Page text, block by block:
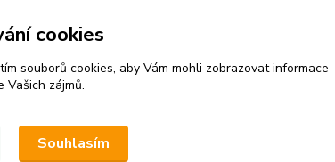
cookies
souborů cookies, aby Vám mohli zobrazovat informace
Vašich zájmů.
Souhlasím